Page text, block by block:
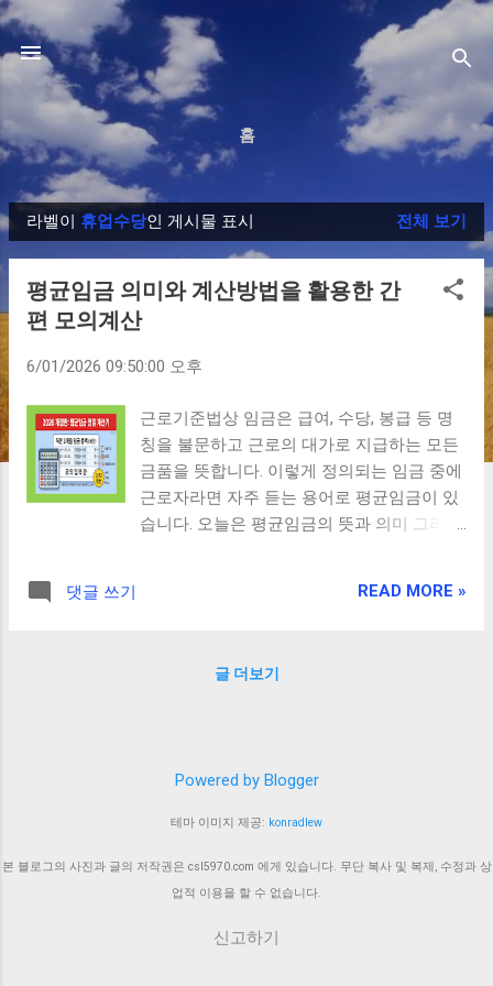
기본 콘텐츠로 건너뛰기
홈
글
라벨이 휴업수당인 게시물 표시 전체 보기
평균임금 의미와 계산방법을 활용한 간
편 모의계산
6/01/2026 09:50:00 오후
근로기준법상 임금은 급여, 수당, 봉급 등 명
칭을 불문하고 근로의 대가로 지급하는 모든
금품을 뜻합니다. 이렇게 정의되는 임금 중에
근로자라면 자주 듣는 용어로 평균임금이 있
습니다. 오늘은 평균임금의 뜻과 의미 그리
니다. [평균임금 의미와 계산방법을 활용한
당·상여금 포함) [ 2026년 기준 실시간 평균
요약 및 마무리 1. 평균임금의 뜻과 의미 평균
임금이란 사유가 발생한 날 이전 3개월 동안
간의 총일수로 나눈 금액 을 말합니다. 쉽게
말해 내가 실제로 받아온 일평균 소득 을 뜻
업규칙에 지급 조건이 명시된 약정수당(상여
댓글 쓰기 READ MORE »
글 더보기
Powered by Blogger
테마 이미지 제공: konradlew
본 블로그의 사진과 글의 저작권은 csl5970.com 에게 있습니다. 무단 복사 및 복제, 수정과 상
업적 이용을 할 수 없습니다.
신고하기